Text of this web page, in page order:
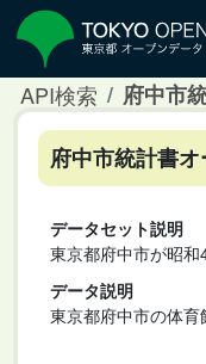
API検索 府中市
府中市統計書
データセット説明
東京都府中市が昭
データ説明
東京都府中市の体